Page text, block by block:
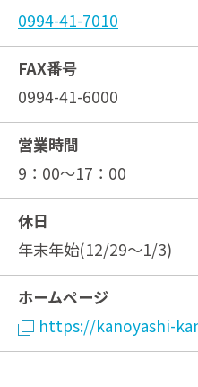
0994-41-7010
FAX番号
0994-41-6000
営業時間
9：00～17：00
休日
年末年始(12/29～1/3)
ホームページ
https://kanoyashi-